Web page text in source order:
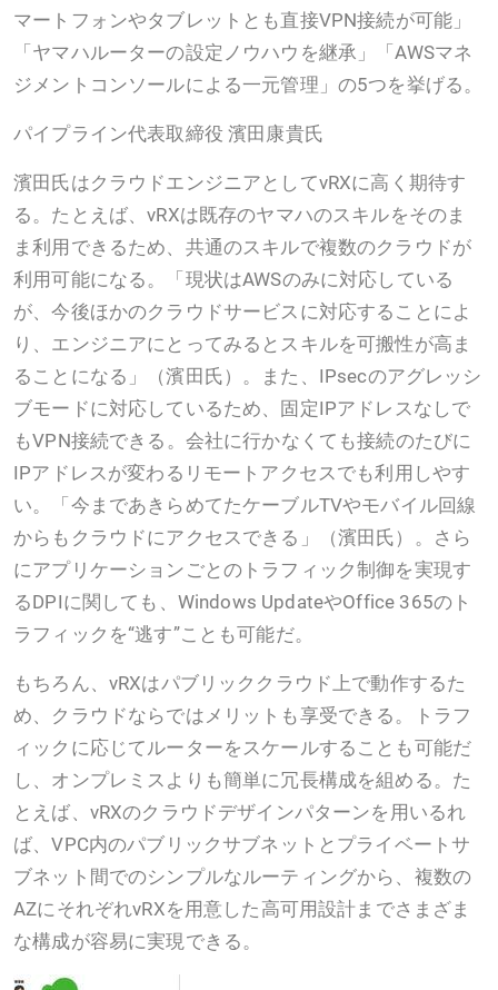
マートフォンやタブレットとも直接VPN接続が可能」
「ヤマハルーターの設定ノウハウを継承」「AWSマネ
ジメントコンソールによる一元管理」の5つを挙げる。
パイプライン代表取締役 濱田康貴氏
濱田氏はクラウドエンジニアとしてvRXに高く期待す
る。たとえば、vRXは既存のヤマハのスキルをそのま
ま利用できるため、共通のスキルで複数のクラウドが
利用可能になる。「現状はAWSのみに対応している
が、今後ほかのクラウドサービスに対応することによ
り、エンジニアにとってみるとスキルを可搬性が高ま
ることになる」（濱田氏）。また、IPsecのアグレッシ
ブモードに対応しているため、固定IPアドレスなしで
もVPN接続できる。会社に行かなくても接続のたびに
IPアドレスが変わるリモートアクセスでも利用しやす
い。「今まであきらめてたケーブルTVやモバイル回線
からもクラウドにアクセスできる」（濱田氏）。さら
にアプリケーションごとのトラフィック制御を実現す
るDPIに関しても、Windows UpdateやOffice 365のト
ラフィックを“逃す”ことも可能だ。
もちろん、vRXはパブリッククラウド上で動作するた
め、クラウドならではメリットも享受できる。トラフ
ィックに応じてルーターをスケールすることも可能だ
し、オンプレミスよりも簡単に冗長構成を組める。た
とえば、vRXのクラウドデザインパターンを用いるれ
ば、VPC内のパブリックサブネットとプライベートサ
ブネット間でのシンプルなルーティングから、複数の
AZにそれぞれvRXを用意した高可用設計までさまざま
な構成が容易に実現できる。